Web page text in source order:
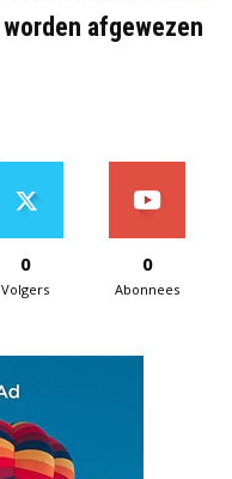
afgewezen
0
Volgers
0
Abonnees